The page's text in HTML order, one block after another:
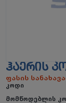
ᲰᲐᲔᲠᲘᲡ
ფასის
კოდი
მომწოდებლის